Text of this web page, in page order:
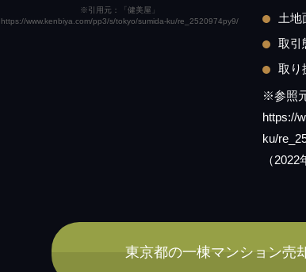
※引用元：「健美屋」
https://www.kenbiya.com/pp3/s/tokyo/sumida-ku/re_2520974py9/
土地
取引
取り
※参照
https://
ku/
（
東京都の一棟マンション売